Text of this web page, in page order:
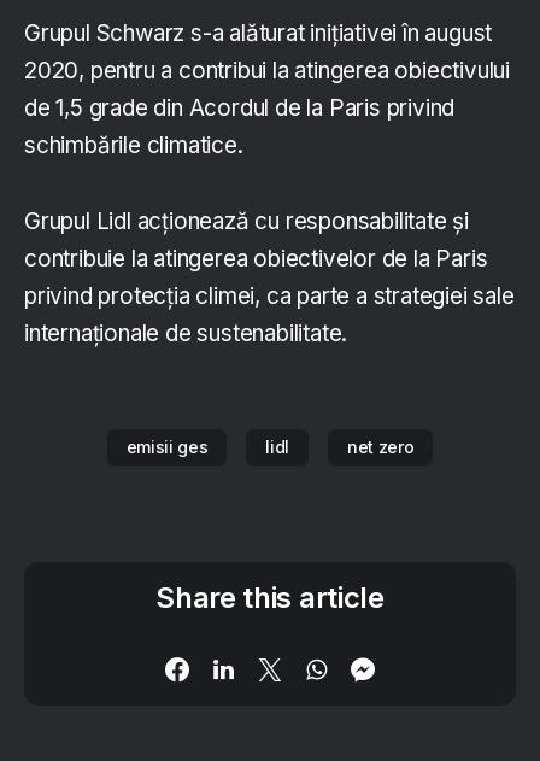
Grupul Schwarz s-a alăturat inițiativei în august
2020, pentru a contribui la atingerea obiectivului
de 1,5 grade din Acordul de la Paris privind
schimbările climatice.
Grupul Lidl acționează cu responsabilitate și
contribuie la atingerea obiectivelor de la Paris
privind protecția climei, ca parte a strategiei sale
internaționale de sustenabilitate.
emisii ges lidl net zero
Share this article